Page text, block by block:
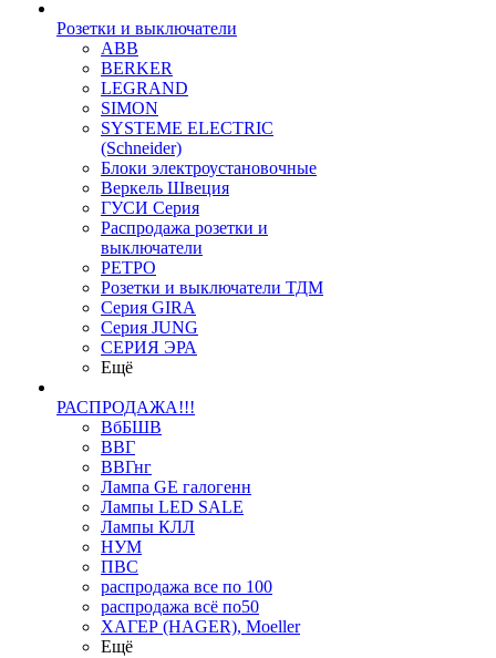
Розетки и выключатели
ABB
BERKER
LEGRAND
SIMON
SYSTEME ELECTRIC
(Schneider)
Блоки электроустановочные
Веркель Швеция
ГУСИ Серия
Распродажа розетки и
выключатели
РЕТРО
Розетки и выключатели ТДМ
Серия GIRA
Серия JUNG
СЕРИЯ ЭРА
Ещё
РАСПРОДАЖА!!!
ВбБШВ
ВВГ
ВВГнг
Лампа GE галогенн
Лампы LED SALE
Лампы КЛЛ
НУМ
ПВС
распродажа все по 100
распродажа всё по50
ХАГЕР (HAGER), Moeller
Ещё